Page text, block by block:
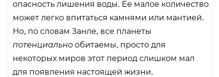
опасность лишения воды. Ее малое количество
может легко впитаться камнями или мантией.
Но, по словам Занле, все планеты
потенциально обитаемы, просто для
некоторых миров этот период слишком мал
для появления настоящей жизни.